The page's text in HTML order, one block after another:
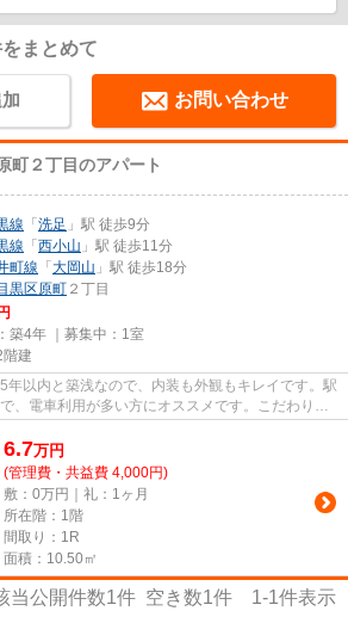
まとめて
お問い合わせ
町２丁目のアパート
線 「 洗足 」駅 徒歩9分
線 「 西小山 」駅 徒歩11分
町線 「 大岡山 」駅 徒歩18分
黒区原町 ２丁目
築4年 ｜募集中： 1室
階建
年以内と築浅なので、内装も外観もキレイです。駅
、電車利用が多い方にオススメです。こだわり派
...
6.7万円
(管理費・共益費 4,000円)
敷：0万円｜礼：1ヶ月
所在階：1階
間取り：1R
面積：10.50㎡
当公開件数1件 空き数1件 1-1件表示